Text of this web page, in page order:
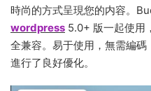
時尚的方式呈現您的内容。
wordpress 5.0+ 版一起使用
全兼容。易于使用，無需編
進行了良好優化。